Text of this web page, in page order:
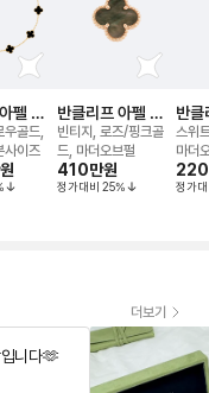
펠 알
티브
우골드,
사이즈
원
반클리프 아펠 알
함브라 그레이 마
더오브펄 네크리스
빈티지, 로즈/핑크골
드, 마더오브펄
410만원
정가대비 25%
반클
함브
스위
마더
220
정가
더보기
니다🫶